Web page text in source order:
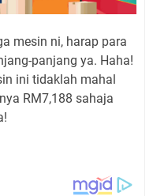
mesin ni, harap para
panjang ya. Haha!
ini tidaklah mahal
RM7,188 sahaja